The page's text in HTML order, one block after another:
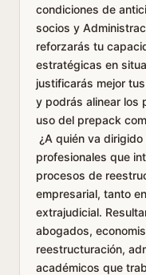
condiciones de
socios y
reforzarás tu
estratégicas en
justificarás mejor
y podrás alinear los
uso del prepack
¿A quién va
profesionales que
procesos de
empresarial, tanto
extrajudicial.
abogados,
reestructuración,
académicos que